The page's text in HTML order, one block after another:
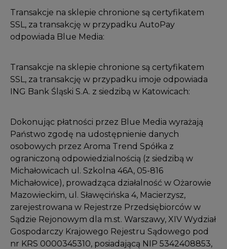
Transakcje na sklepie chronione są certyfikatem
SSL, za transakcję w przypadku AutoPay
odpowiada Blue Media:
Transakcje na sklepie chronione są certyfikatem
SSL, za transakcję w przypadku imoje odpowiada
ING Bank Śląski S.A. z siedzibą w Katowicach:
Dokonując płatności przez Blue Media wyrażają
Państwo zgodę na udostępnienie danych
osobowych przez Aroma Trend Spółka z
ograniczoną odpowiedzialnością (z siedzibą w
Michałowicach ul. Szkolna 46A, 05-816
Michałowice), prowadząca działalność w Ożarowie
Mazowieckim, ul. Sławęcińska 4, Macierzysz,
zarejestrowana w Rejestrze Przedsiębiorców w
Sądzie Rejonowym dla m.st. Warszawy, XIV Wydział
Gospodarczy Krajowego Rejestru Sądowego pod
nr KRS 0000345310, posiadającą NIP 5342408853,